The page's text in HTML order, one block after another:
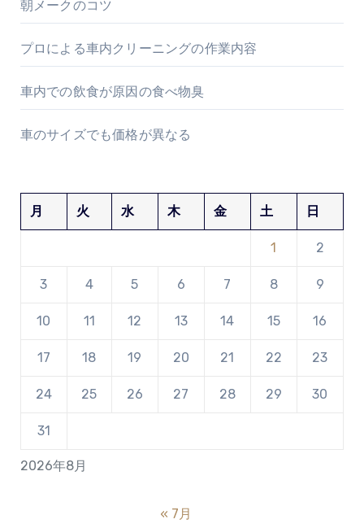
朝メークのコツ
プロによる車内クリーニングの作業内容
車内での飲食が原因の食べ物臭
車のサイズでも価格が異なる
2026年8月
月 火 水 木 金 土 日
1 2
3 4 5 6 7 8 9
10 11 12 13 14 15 16
17 18 19 20 21 22 23
24 25 26 27 28 29 30
31
« 7月